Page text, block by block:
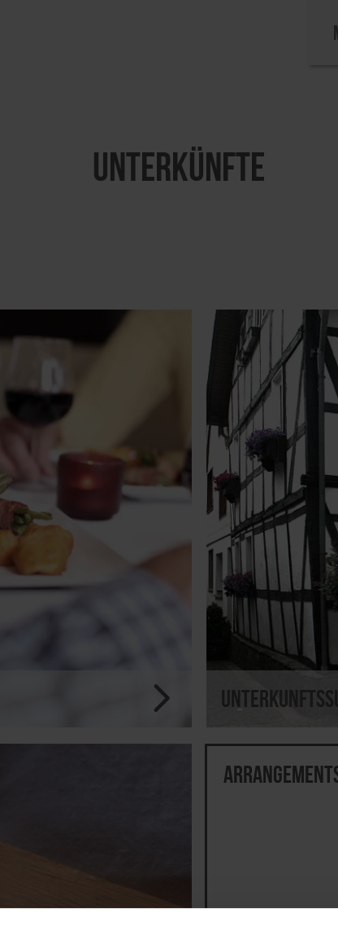
Unterkünfte